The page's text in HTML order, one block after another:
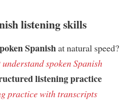
listening skills
Spanishat natural speed?
spoken Spanish
listening practice
practice with transcripts